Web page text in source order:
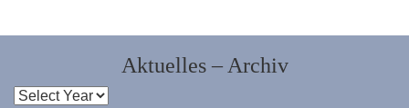
Aktuelles – Archiv